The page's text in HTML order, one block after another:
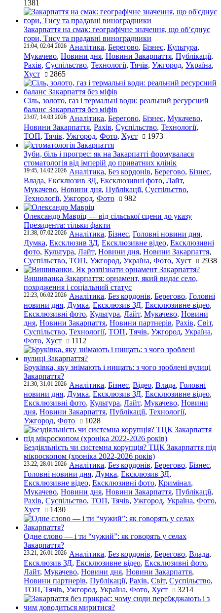
1381
Закарпаття на смак: географічне значення, що об’єднує
гори, Тису та прадавні виноградники
21:04, 02.04.2026 Аналітика, Берегово, Бізнес, Культура,
Мукачево, Новини дня, Новини Закарпаття, Публікації,
Рахів, Суспільство, Технології, Тячів, Ужгород, Україна,
Хуст
2865
Сіль, золото, газ і термальні води: реальний ресурсний
баланс Закарпаття без міфів
23:07, 14.03.2026 Аналітика, Берегово, Бізнес, Мукачево,
Новини Закарпаття, Рахів, Суспільство, Технології,
ТОП, Тячів, Ужгород, Фото, Хуст 1973
Зуби, біль і прогрес: як на Закарпатті формувалася
стоматологія від імперій до приватних клінік
19:45, 14.02.2026 Аналітика, Без кордонів, Берегово, Бізнес,
Влада, Ексклюзив ЗД, Ексклюзивні фото, Лайт,
Мукачево, Новини дня, Публікації, Суспільство,
Технології, Ужгород, Фото 982
Олександр Мавріц — від сільської сцени до указу
Президента: тільки факти
21:38, 07.02.2026 Аналітика, Бізнес, Головні новини дня,
Думка, Ексклюзив ЗД, Ексклюзивне відео, Ексклюзивні
фото, Культура, Лайт, Новини дня, Новини Закарпаття,
Суспільство, ТОП, Ужгород, Україна, Фото, Хуст 2938
Вишиванка Закарпаття: орнамент, який видає село,
походження і соціальний статус
22:23, 06.02.2026 Аналітика, Без кордонів, Берегово, Головні
новини дня, Думка, Ексклюзив ЗД, Ексклюзивне відео,
Ексклюзивні фото, Культура, Лайт, Мукачево, Новини
дня, Новини Закарпаття, Новини партнерів, Рахів, Світ,
Суспільство, Технології, ТОП, Тячів, Ужгород, Україна,
Фото, Хуст 1112
Бруківка, яку знімають і нищать: з чого зроблені вулиці
Закарпаття?
21:30, 31.01.2026 Аналітика, Бізнес, Відео, Влада, Головні
новини дня, Думка, Ексклюзив ЗД, Ексклюзивне відео,
Ексклюзивні фото, Культура, Лайт, Мукачево, Новини
дня, Новини Закарпаття, Публікації, Технології,
Ужгород, Фото 1028
Бездіяльність чи системна корупція? ТЦК Закарпаття під
мікроскопом (хроніка 2022-2026 років)
23:22, 28.01.2026 Аналітика, Без кордонів, Берегово, Бізнес,
Головні новини дня, Думка, Ексклюзив ЗД,
Ексклюзивне відео, Ексклюзивні фото, Кримінал,
Мукачево, Новини дня, Новини Закарпаття, Публікації,
Рахів, Суспільство, ТОП, Тячів, Ужгород, Україна, Фото,
Хуст
1430
Одне слово — і ти “чужий”: як говорять у селах
Закарпаття?
23:21, 26.01.2026 Аналітика, Без кордонів, Берегово, Влада,
Ексклюзив ЗД, Ексклюзивне відео, Ексклюзивні фото,
Лайт, Мукачево, Новини дня, Новини Закарпаття,
Новини партнерів, Публікації, Рахів, Світ, Суспільство,
ТОП, Тячів, Ужгород, Україна, Фото, Хуст 3214